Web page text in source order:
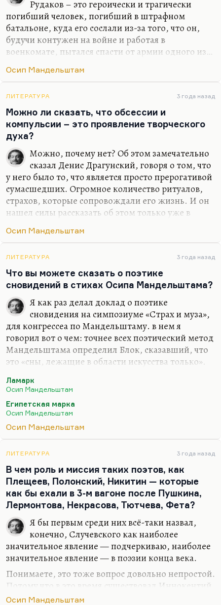
несчастной, а она позволяет себе говорить о
ситуации затравленности. Это записки
раздавленного человека, может быть в каком-то
смысле даже сломленного, потому что она хочет
на своём примере со всей наглядностью
перемолола эта машина. Она сказала…
Рудаков – это героически и трагически
погибший человек, погибший в штрафном
батальоне, куда его сослали из-за того, что он,
будучи контужен на войне и работая в
военкомате, пытался спасти от армии одного из…
пытался спасти от мобилизации человека,
приспособленного. Положил душу за други своя.
Сергей Рудаков… как поэта я не могу его
оценивать, потому что недостаточно знаю, да и
далеко не все стихи опубликованы. А по
переписке… Ну есть же вот это определение
Ахматовой:«Он сошел с ума, вообразив, что
гениальным поэтом является он, а не Мандельштам».
…
Осип Мандельштам
ЛИТЕРАТУРА 3 года назад
Можно ли сказать, что обсессии и
компульсии – это проявление творческого
духа?
Можно, почему нет? Об этом замечательно
сказал Денис Драгунский, говоря о том, что
у него было то, что является просто прерогативой
сумасшедших. Огромное количество ритуалов,
страхов, которые сопровождали его жизнь. И он
нашел силы рассказать об этом только уже в
выражался во множестве компульсий. Да, это
особенность людей, у которых с миром более
тонкая связь. Я так думаю. Или, может быть, это
вариант сюжетостроения: человек защищается от
сути мира, придумывая себе ритуалы. Значит, он
видит эту суть, по крайней мере, чувствует ее
интуитивно.
Вообще, компульсии – это такие конвульсии духа
всегда. Я…
Осип Мандельштам
ЛИТЕРАТУРА 3 года назад
Что вы можете сказать о поэтике
сновидений в стихах Осипа Мандельштама?
Я как раз делал доклад о поэтике
сновидения на симпозиуме «Страх и муза»,
для конгрессеа по Мандельштаму. в нем я
говорил вот о чем: точнее всех поэтический метод
Мандельштама определил Блок, сказавший, что
это «сны, лежащие в области искусства только».
бы здесь впадать в такое романтическое бла-бла-
бла, говоря о прелести сновидения. Лучшие
зрелые стихи Мандельштама — это сны,
увиденные по мотивам мировой культуры.
«Ламарк» — страшный сон, в котором герой
реальности, и видит сон, как мы прошли разряды
насекомых с наливными рюмочками глаз. Это,
конечно, страшный сон — «у кого зеленая
могила, красное дыханье,…
Ламарк
Осип Мандельштам
Египетская марка
Осип Мандельштам
Осип Мандельштам
ЛИТЕРАТУРА 3 года назад
В чем роль и миссия таких поэтов, как
Плещеев, Полонский, Никитин — которые
как бы ехали в 3-м вагоне после Пушкина,
Лермонтова, Некрасова, Тютчева, Фета?
Я бы первым среди них всё-таки назвал,
конечно, Случевского как наиболее
значительное явление — подчеркиваю, наиболее
значительное явление — в поэзии конца века.
Понимаете, это тоже вопрос довольно непростой.
Потому что в это время существовал Иннокентий
Анненский — поэт, безусловно, гениальный, из
Осип Мандельштам